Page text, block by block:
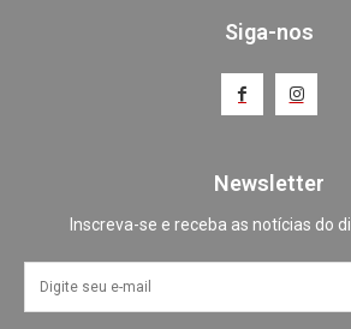
Siga-nos
Newsletter
Inscreva-se e receba as notícias do